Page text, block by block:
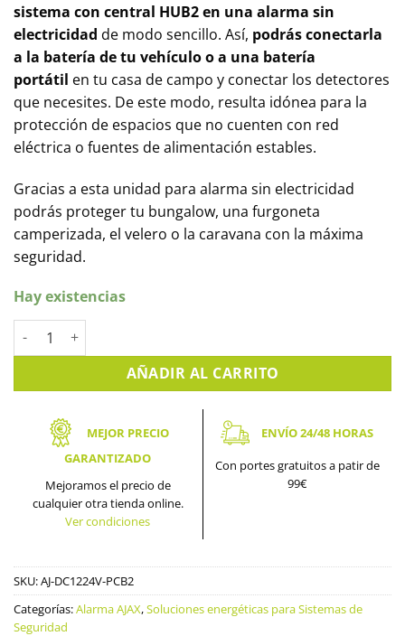
sistema con central HUB2 en una alarma sin
electricidad de modo sencillo. Así, podrás conectarla
a la batería de tu vehículo o a una batería
portátil en tu casa de campo y conectar los detectores
que necesites. De este modo, resulta idónea para la
protección de espacios que no cuenten con red
eléctrica o fuentes de alimentación estables.
Gracias a esta unidad para alarma sin electricidad
podrás proteger tu bungalow, una furgoneta
camperizada, el velero o la caravana con la máxima
seguridad.
Hay existencias
Módulo para AJAX HUB2 de alarma sin electricidad (AJ-
AÑADIR AL CARRITO
MEJOR PRECIO
GARANTIZADO
Mejoramos el precio de
cualquier otra tienda online.
Ver condiciones
ENVÍO 24/48 HORAS
Con portes gratuitos a patir de
99€
SKU:AJ-DC1224V-PCB2
Categorías:Alarma AJAX,Soluciones energéticas para Sistemas de
Seguridad